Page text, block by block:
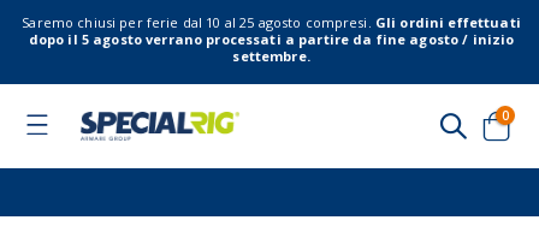
Saremo chiusi per ferie dal 10 al 25 agosto compresi. Gli ordini effettuati
dopo il 5 agosto verrano processati a partire da fine agosto / inizio
settembre.
Toggle
Cart
0